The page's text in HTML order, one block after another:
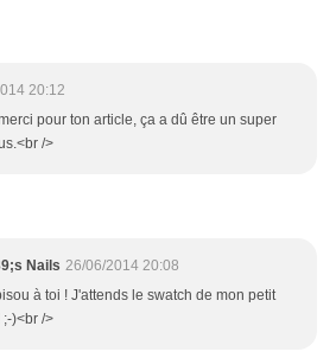
20:12
pour ton article, ça a dû être un super
/>
Nails 26/06/2014 20:08
à toi ! J'attends le swatch de mon petit
)<br />